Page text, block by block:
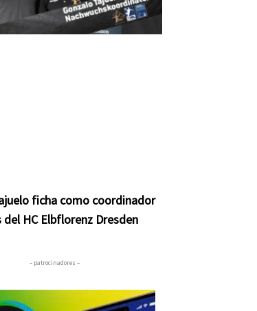
ficha como coordinador
del HC Elbflorenz Dresden
– patrocinadores –